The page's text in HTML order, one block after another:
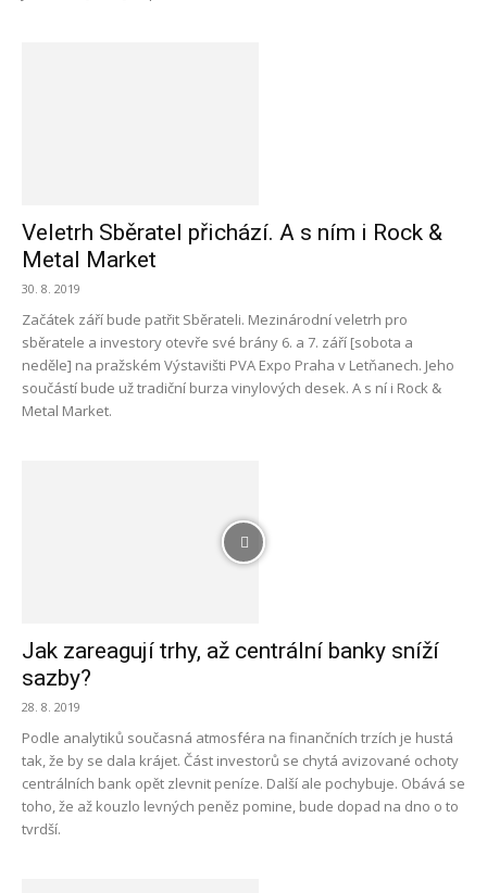
Veletrh Sběratel přichází. A s ním i Rock &
Metal Market
30. 8. 2019
Začátek září bude patřit Sběrateli. Mezinárodní veletrh pro
sběratele a investory otevře své brány 6. a 7. září [sobota a
neděle] na pražském Výstavišti PVA Expo Praha v Letňanech. Jeho
součástí bude už tradiční burza vinylových desek. A s ní i Rock &
Metal Market.
Jak zareagují trhy, až centrální banky sníží
sazby?
28. 8. 2019
Podle analytiků současná atmosféra na finančních trzích je hustá
tak, že by se dala krájet. Část investorů se chytá avizované ochoty
centrálních bank opět zlevnit peníze. Další ale pochybuje. Obává se
toho, že až kouzlo levných peněz pomine, bude dopad na dno o to
tvrdší.